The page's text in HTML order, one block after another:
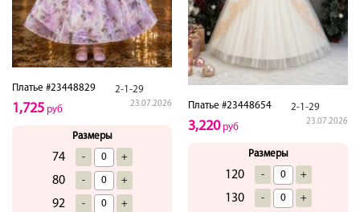
Платье #23448829 2-1-29
23.07.2026
1,725 руб
Размеры
74 - +
80 - +
92 - +
Платье #23448654 2-1-29
23.07.2026
3,220руб
Размеры
120 - +
130 - +